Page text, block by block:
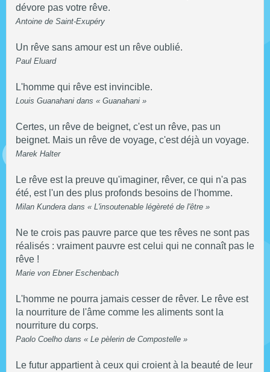
dévore pas votre rêve.
Antoine de Saint-Exupéry
Un rêve sans amour est un rêve oublié.
Paul Eluard
L'homme qui rêve est invincible.
Louis Guanahani dans « Guanahani »
Certes, un rêve de beignet, c'est un rêve, pas un
beignet. Mais un rêve de voyage, c'est déjà un voyage.
Marek Halter
Le rêve est la preuve qu'imaginer, rêver, ce qui n'a pas
été, est l'un des plus profonds besoins de l'homme.
Milan Kundera dans « L'insoutenable légèreté de l'être »
Ne te crois pas pauvre parce que tes rêves ne sont pas
réalisés : vraiment pauvre est celui qui ne connaît pas le
rêve !
Marie von Ebner Eschenbach
L'homme ne pourra jamais cesser de rêver. Le rêve est
la nourriture de l'âme comme les aliments sont la
nourriture du corps.
Paolo Coelho dans « Le pèlerin de Compostelle »
Le futur appartient à ceux qui croient à la beauté de leur